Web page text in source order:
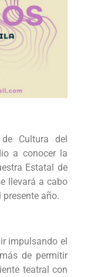
Cultura del
a conocer la
Estatal de
llevará a cabo
año.
impulsando el
de permitir
teatral con